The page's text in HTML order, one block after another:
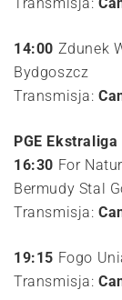
14:00 Zdunek
Bydgoszcz
Transmisja:
PGE Ekstraliga
16:30 For
Bermudy Stal
Transmisja:
19:15 Fogo
Transmisja: